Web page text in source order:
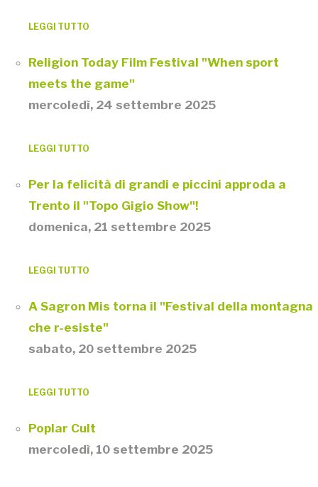
LEGGI TUTTO
Religion Today Film Festival "When sport
meets the game"
mercoledì, 24 settembre 2025
LEGGI TUTTO
Per la felicità di grandi e piccini approda a
Trento il "Topo Gigio Show"!
domenica, 21 settembre 2025
LEGGI TUTTO
A Sagron Mis torna il "Festival della montagna
che r-esiste"
sabato, 20 settembre 2025
LEGGI TUTTO
Poplar Cult
mercoledì, 10 settembre 2025